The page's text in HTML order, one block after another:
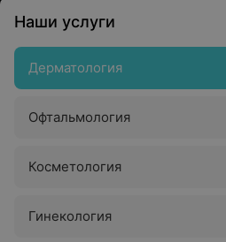
Наши услуги
Дерматология
Офтальмология
Косметология
Гинекология